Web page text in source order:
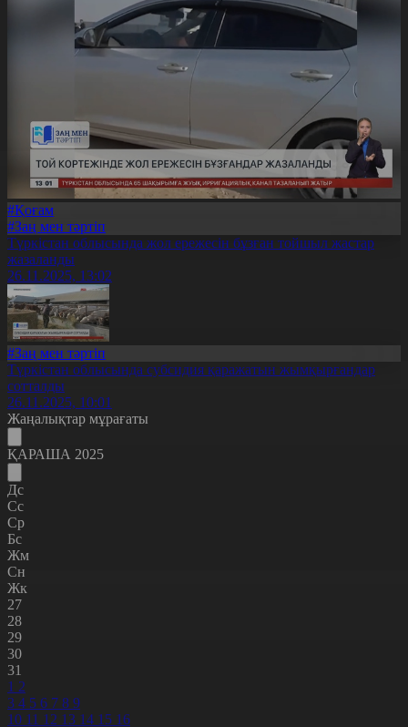
#Қоғам
#Заң мен тәртіп
Түркістан облысында жол ережесін бұзған тойшыл жастар
жазаланды
26.11.2025, 13:02
#Заң мен тәртіп
Түркістан облысында субсидия қаражатын жымқырғандар
сотталды
26.11.2025, 10:01
Жаңалықтар мұрағаты
ҚАРАША 2025
Дс
Сс
Ср
Бс
Жм
Сн
Жк
27
28
29
30
31
1 2
3 4 5 6 7 8 9
10 11 12 13 14 15 16